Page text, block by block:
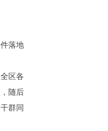
落地
全区各
随后
群同